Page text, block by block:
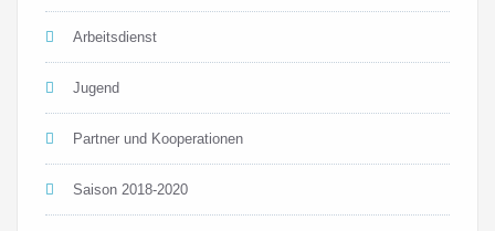
Arbeitsdienst
Jugend
Partner und Kooperationen
Saison 2018-2020